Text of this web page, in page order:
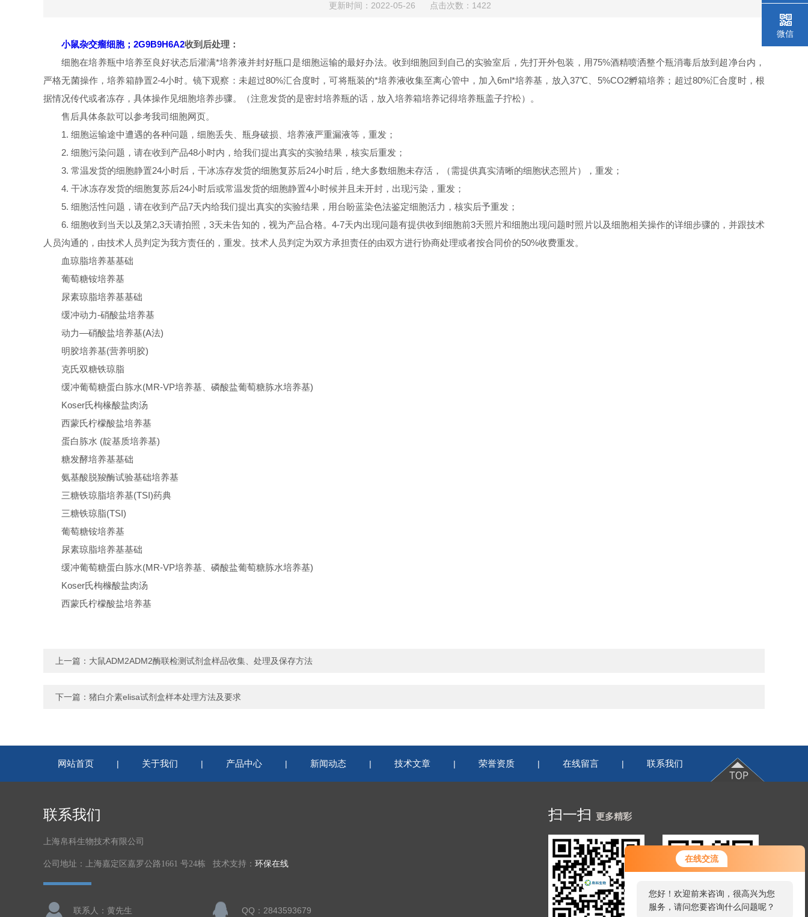
在线交流
您好！欢迎前来咨询，很高兴为您
服务，请问您要咨询什么问题呢？
更新时间：2022-05-26 点击次数：1422
小鼠杂交瘤细胞；2G9B9H6A2收到后处理：
细胞在培养瓶中培养至良好状态后灌满*培养液并封好瓶口是细胞运输的最好办法。收到细胞回到自己的实验室后，先打开外包装，用75%酒精喷洒整个瓶消毒后放到超净台内，
严格无菌操作，培养箱静置2-4小时。镜下观察：未超过80%汇合度时，可将瓶装的*培养液收集至离心管中，加入6ml*培养基，放入37℃、5%CO2孵箱培养；超过80%汇合度时，根
据情况传代或者冻存，具体操作见细胞培养步骤。（注意发货的是密封培养瓶的话，放入培养箱培养记得培养瓶盖子拧松）。
售后具体条款可以参考我司细胞网页。
1. 细胞运输途中遭遇的各种问题，细胞丢失、瓶身破损、培养液严重漏液等，重发；
2. 细胞污染问题，请在收到产品48小时内，给我们提出真实的实验结果，核实后重发；
3. 常温发货的细胞静置24小时后，干冰冻存发货的细胞复苏后24小时后，绝大多数细胞未存活，（需提供真实清晰的细胞状态照片），重发；
4. 干冰冻存发货的细胞复苏后24小时后或常温发货的细胞静置4小时候并且未开封，出现污染，重发；
5. 细胞活性问题，请在收到产品7天内给我们提出真实的实验结果，用台盼蓝染色法鉴定细胞活力，核实后予重发；
6. 细胞收到当天以及第2,3天请拍照，3天未告知的，视为产品合格。4-7天内出现问题有提供收到细胞前3天照片和细胞出现问题时照片以及细胞相关操作的详细步骤的，并跟技术
人员沟通的，由技术人员判定为我方责任的，重发。技术人员判定为双方承担责任的由双方进行协商处理或者按合同价的50%收费重发。
血琼脂培养基基础
葡萄糖铵培养基
尿素琼脂培养基基础
缓冲动力-硝酸盐培养基
动力—硝酸盐培养基(A法)
明胶培养基(营养明胶)
克氏双糖铁琼脂
缓冲葡萄糖蛋白胨水(MR-VP培养基、磷酸盐葡萄糖胨水培养基)
Koser氏枸椽酸盐肉汤
西蒙氏柠檬酸盐培养基
蛋白胨水 (靛基质培养基)
糖发酵培养基基础
氨基酸脱羧酶试验基础培养基
三糖铁琼脂培养基(TSI)药典
三糖铁琼脂(TSI)
葡萄糖铵培养基
尿素琼脂培养基基础
缓冲葡萄糖蛋白胨水(MR-VP培养基、磷酸盐葡萄糖胨水培养基)
Koser氏枸橼酸盐肉汤
西蒙氏柠檬酸盐培养基
上一篇： 大鼠ADM2ADM2酶联检测试剂盒样品收集、处理及保存方法
下一篇： 猪白介素elisa试剂盒样本处理方法及要求
网站首页 | 关于我们 | 产品中心 | 新闻动态 | 技术文章 | 荣誉资质 | 在线留言 | 联系我们
联系我们
上海帛科生物技术有限公司
公司地址：上海嘉定区嘉罗公路1661 号24栋 技术支持： 环保在线
联系人：黄先生 QQ：2843593679
扫一扫 更多精彩
微信